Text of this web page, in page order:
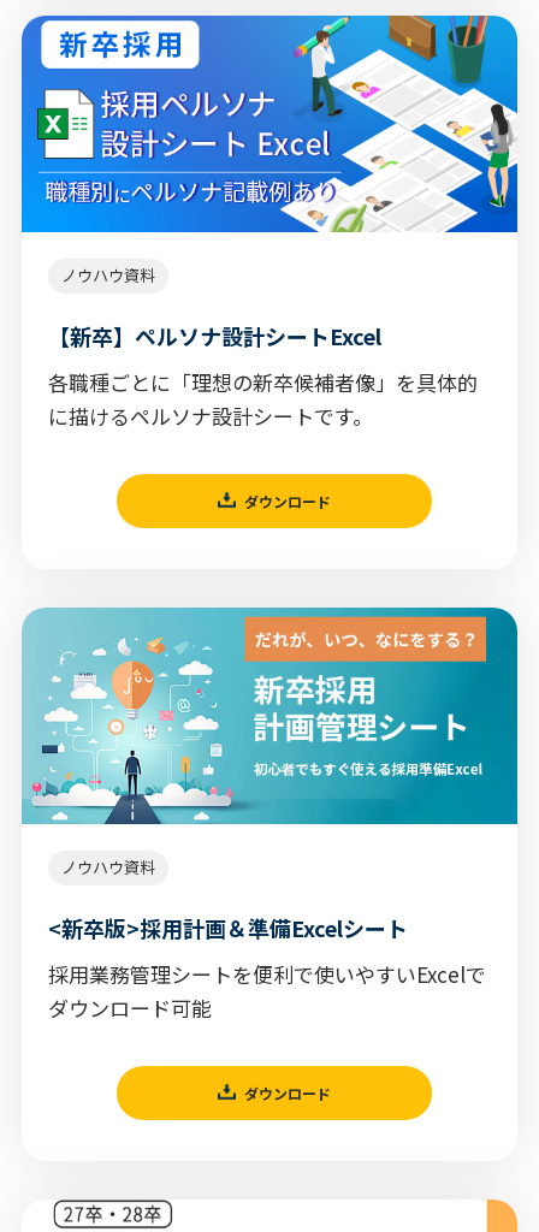
ノウハウ資料
【新卒】ペルソナ設計シートExcel
各職種ごとに「理想の新卒候補者像」を具体的
に描けるペルソナ設計シートです。
ダウンロード
ノウハウ資料
<新卒版>採用計画＆準備Excelシート
採用業務管理シートを便利で使いやすいExcelで
ダウンロード可能
ダウンロード